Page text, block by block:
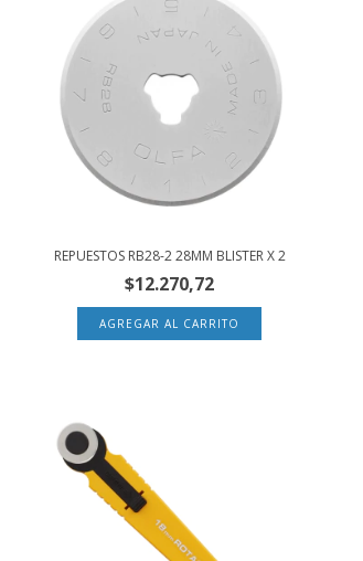
REPUESTOS RB28-2 28MM BLISTER X 2
$12.270,72